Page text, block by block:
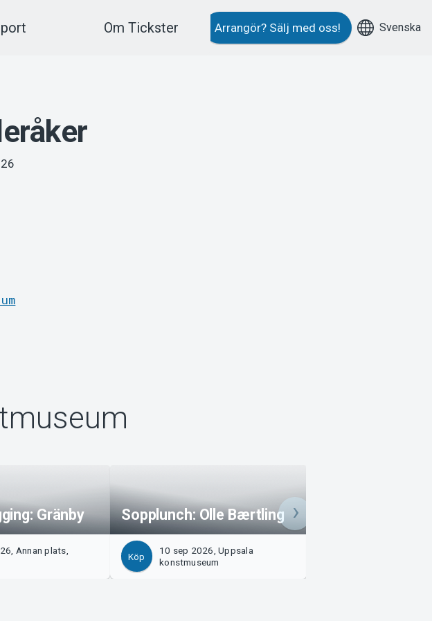
Om Tickster Arrangör? Sälj med oss! Svenska
Gränby
Annan plats,
Sopplunch: Olle Bærtling
Köp
10 sep 2026, Uppsala
konstmuseum